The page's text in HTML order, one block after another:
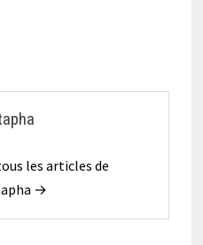
les articles de
→